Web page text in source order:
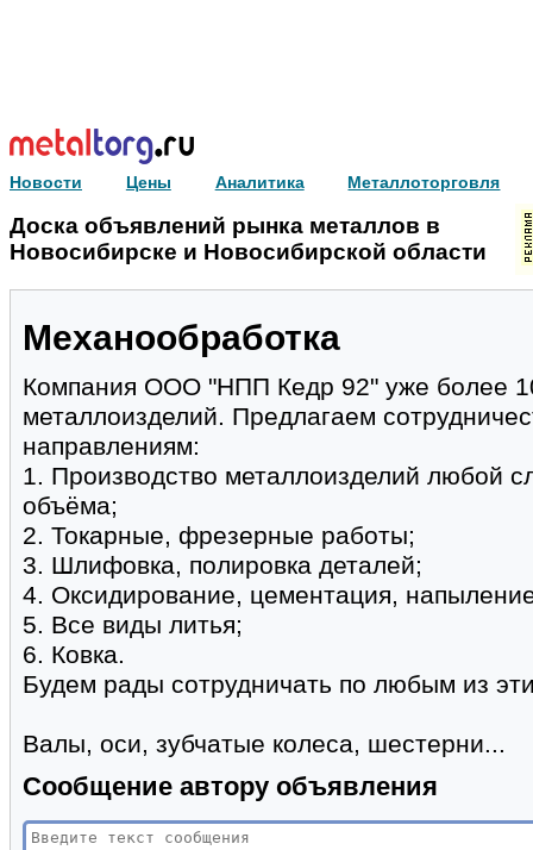
Новости Цены Аналитика Металлоторговля
Доска объявлений рынка металлов в
Новосибирске и Новосибирской области
Механообработка
Компания ООО "НПП Кедр 92" уже более
металлоизделий. Предлагаем
направлениям:
1. Производство металлоизделий любой
объёма;
2. Токарные, фрезерные работы;
3. Шлифовка, полировка деталей;
4. Оксидирование, цементация,
5. Все виды литья;
6. Ковка.
Будем рады сотрудничать по любым из
Валы, оси, зубчатые колеса, шестерни...
Сообщение автору объявления